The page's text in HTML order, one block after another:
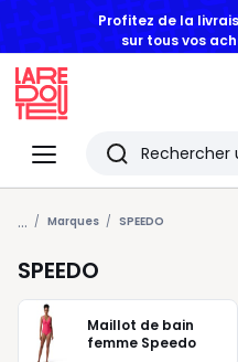
Profitez de la
sur tous vos
Menu
Redoute
Rechercher
Les
derniers
articles
consultés
... Marques SPEEDO
SPEEDO
Maillot de bain
femme Speedo